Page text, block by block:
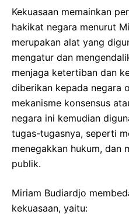
Kekuasaan memainkan
hakikat negara menurut
merupakan alat yang
mengatur dan
menjaga ketertiban dan
diberikan kepada negara
mekanisme konsensus
negara ini kemudian
tugas-tugasnya, seperti
menegakkan hukum, dan
publik.
Miriam Budiardjo
kekuasaan, yaitu: